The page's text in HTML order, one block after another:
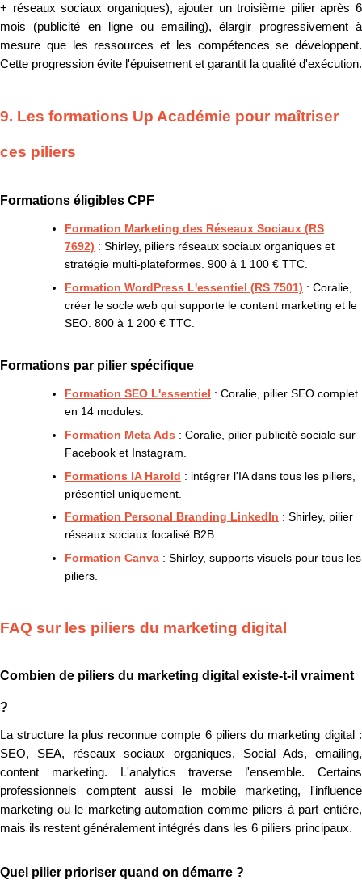
+ réseaux sociaux organiques), ajouter un troisième pilier après 6
mois (publicité en ligne ou emailing), élargir progressivement à
mesure que les ressources et les compétences se développent.
Cette progression évite l'épuisement et garantit la qualité d'exécution.
9. Les formations Up Académie pour maîtriser
ces piliers
Formations éligibles CPF
Formation Marketing des Réseaux Sociaux (RS
7692) : Shirley, piliers réseaux sociaux organiques et
stratégie multi-plateformes. 900 à 1 100 € TTC.
Formation WordPress L'essentiel (RS 7501) : Coralie,
créer le socle web qui supporte le content marketing et le
SEO. 800 à 1 200 € TTC.
Formations par pilier spécifique
Formation SEO L'essentiel : Coralie, pilier SEO complet
en 14 modules.
Formation Meta Ads : Coralie, pilier publicité sociale sur
Facebook et Instagram.
Formations IA Harold : intégrer l'IA dans tous les piliers,
présentiel uniquement.
Formation Personal Branding LinkedIn : Shirley, pilier
réseaux sociaux focalisé B2B.
Formation Canva : Shirley, supports visuels pour tous les
piliers.
FAQ sur les piliers du marketing digital
Combien de piliers du marketing digital existe-t-il vraiment
?
La structure la plus reconnue compte 6 piliers du marketing digital :
SEO, SEA, réseaux sociaux organiques, Social Ads, emailing,
content marketing. L'analytics traverse l'ensemble. Certains
professionnels comptent aussi le mobile marketing, l'influence
marketing ou le marketing automation comme piliers à part entière,
mais ils restent généralement intégrés dans les 6 piliers principaux.
Quel pilier prioriser quand on démarre ?